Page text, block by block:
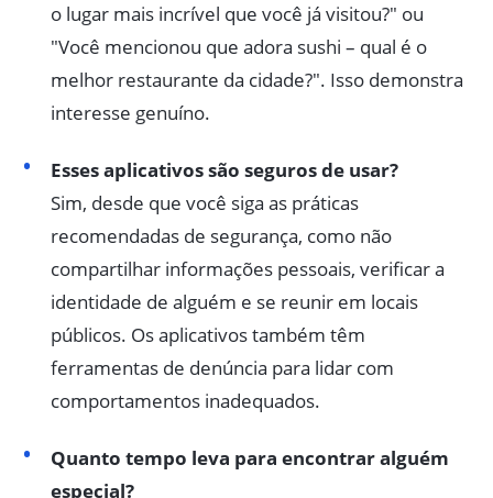
o lugar mais incrível que você já visitou?" ou
"Você mencionou que adora sushi – qual é o
melhor restaurante da cidade?". Isso demonstra
interesse genuíno.
Esses aplicativos são seguros de usar?
Sim, desde que você siga as práticas
recomendadas de segurança, como não
compartilhar informações pessoais, verificar a
identidade de alguém e se reunir em locais
públicos. Os aplicativos também têm
ferramentas de denúncia para lidar com
comportamentos inadequados.
Quanto tempo leva para encontrar alguém
especial?